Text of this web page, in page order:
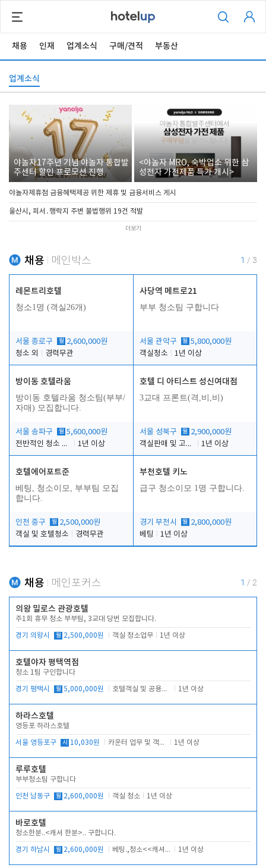
채용 인재 업계소식 구매/견적 부동산
업계소식
야놀자17주년 기념 야놀자 통합발
주센터 할인 프로모션 진행
<야놀자 MRO, 숙박업소 위한 삼
성전자 가전제품 특가 개시>
야놀자제휴점 금융혜택제공 위한 제휴 및 금융서비스 게시
울산시, 피서․행락지 주변 불법행위 19건 적발
더보기
채용 메인박스 1 / 3
레몬트리호텔
청소1명 (객실26개)
서울 종로구 월 2,600,000원
청소 외
경력무관
사당역 메트로21
부부 청소팀 구합니다
서울 관악구 월 5,800,000원
객실청소
1년 이상
방이동 호텔라움
방이동 호텔라움 청소팀(부부/
자매) 모집합니다.
서울 송파구 월 5,600,000원
전반적인 청소 업무(객실청소.객실정리)
1년 이상
호텔 디 아티스트 성신여대점
3교대 프론트(격,비,비)
서울 성북구 월 2,900,000원
객실판매 및 고객응대
1년 이상
호텔에어포트준
베팅, 청소이모, 부부팀 모집
합니다.
인천 중구 월 2,500,000원
객실 및 호텔청소
경력무관
부천호텔 키노
급구 청소이모 1명 구합니다.
경기 부천시 월 2,800,000원
베팅
1년 이상
채용 메인포커스 1 / 2
의왕 밀로스 관광호텔
주1회 휴무 청소 부부팀, 3교대 당번 모집합니다.
경기 의왕시 월 2,500,000원 객실 청소업무 1년 이상
호텔야자 평택역점
청소 1팀 구인합니다
경기 평택시 월 5,000,000원 호텔객실 및 공용시설 청소 관리 1년 이상
하라스호텔
영등포 하라스호텔
서울 영등포구 시 10,030원 카운터 업무 및 객실관리(청소상태 확인, 객실판매) 1년 이상
루루호텔
부부청소팀 구합니다
인천 남동구 월 2,600,000원 객실 청소 1년 이상
바로호텔
청소한분..<캐셔 한분>.. 구합니다.
경기 하남시 월 2,600,000원 베팅.,청소<<캐셔 모셔봅니다. 1년 이상